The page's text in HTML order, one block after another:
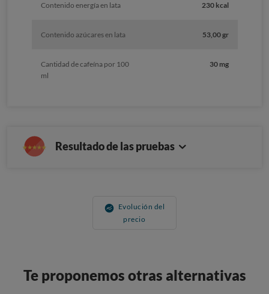
Contenido energía en lata 230 kcal
Contenido azúcares en lata 53,00 gr
Cantidad de cafeína por 100
ml
30 mg
Resultado de las pruebas
Evolución del
precio
Te proponemos otras alternativas